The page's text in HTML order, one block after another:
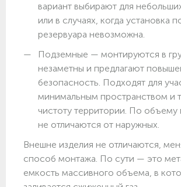
вариант выбирают для
или в случаях, когда установка
резервуара невозможна.
Подземные — монтируются в
незаметны и предлагают
безопасность. Подходят для
минимальным пространством и
чистоту территории. По объему
не отличаются от наружных.
Внешне изделия не отличаются,
способ монтажа. По сути — это
емкость массивного объема, в